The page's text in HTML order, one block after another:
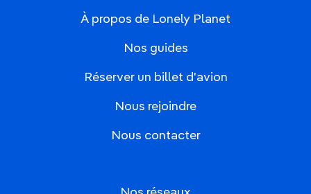
À propos de Lonely Planet
Nos guides
Réserver un billet d'avion
Nous rejoindre
Nous contacter